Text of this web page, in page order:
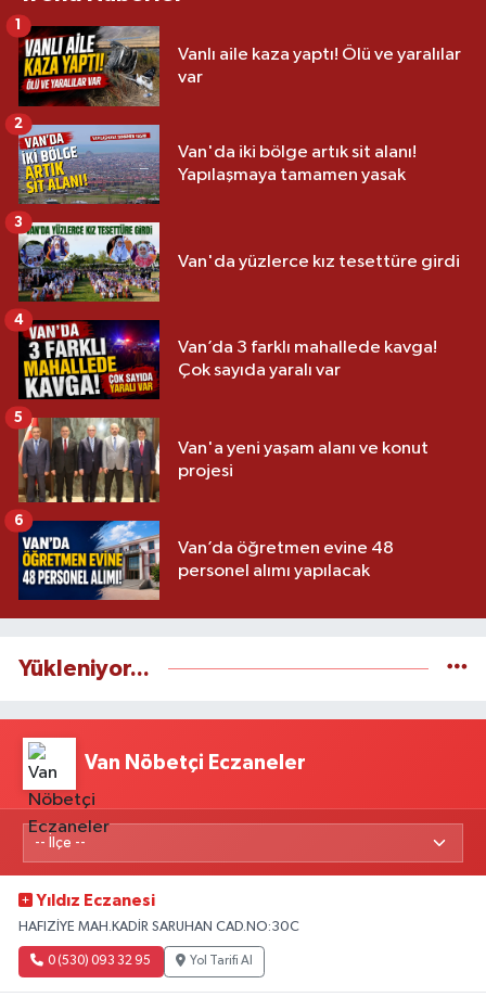
Vanlı aile kaza yaptı! Ölü ve yaralılar
var
Van'da iki bölge artık sit alanı!
Yapılaşmaya tamamen yasak
2
Van'da yüzlerce kız tesettüre girdi
3
Van’da 3 farklı mahallede kavga!
Çok sayıda yaralı var
4
Van'a yeni yaşam alanı ve konut
projesi
5
Van’da öğretmen evine 48
personel alımı yapılacak
6
Yükleniyor...
Van Nöbetçi Eczaneler
Yıldız Eczanesi
HAFIZİYE MAH.KADİR SARUHAN CAD.NO:30C
0 (530) 093 32 95 Yol Tarifi Al